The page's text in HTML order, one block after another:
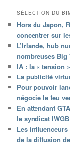
SÉLECTION DU
Hors du Japon,
concentrer sur
L’Irlande, hub
nombreuses Big
IA : la « tension
La publicité
Pour pouvoir
négocie le feu
En attendant
le syndicat
Les
de la diffusion